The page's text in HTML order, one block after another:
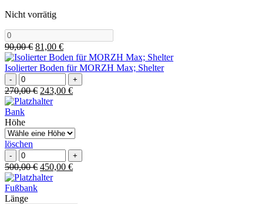
Nicht vorrätig
90,00€ Ursprünglicher
Preis
war:
81,00 €Aktueller
Preis
ist:
81,00 €.
Isolierter Boden für MORZH Max; Shelter
Isolierter
Boden
für
MORZH
Max;
Shelter
Menge
270,00€ Ursprünglicher
Preis
243,00 €Aktueller
Bank
Höhe
löschen
Bank
Menge
500,00€ Ursprünglicher
Preis
450,00 €Aktueller
Fußbank
Länge